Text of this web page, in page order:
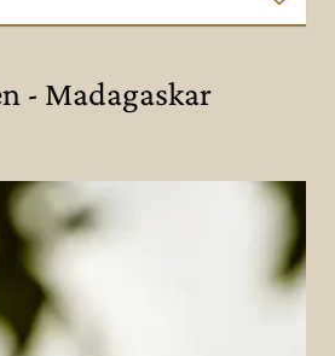
- Madagaskar